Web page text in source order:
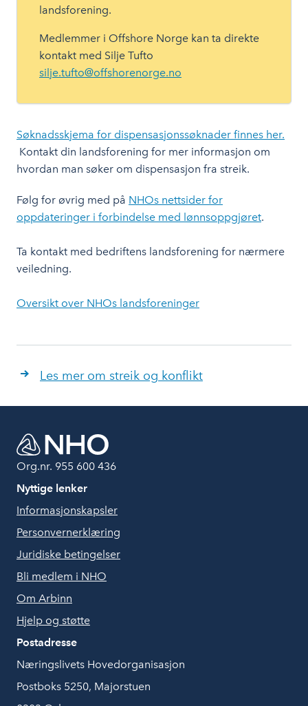
landsforening.
Medlemmer i Offshore Norge kan ta direkte
kontakt med Silje Tufto
silje.tufto@offshorenorge.no
Søknadsskjema for dispensasjonssøknader finnes her.
Kontakt din landsforening for mer informasjon om
hvordan man søker om dispensasjon fra streik.
Følg for øvrig med på NHOs nettsider for
oppdateringer i forbindelse med lønnsoppgjøret.
Ta kontakt med bedriftens landsforening for nærmere
veiledning.
Oversikt over NHOs landsforeninger
Les mer om streik og konflikt
Org.nr. 955 600 436
Nyttige lenker
Informasjonskapsler
Personvernerklæring
Juridiske betingelser
Bli medlem i NHO
Om Arbinn
Hjelp og støtte
Postadresse
Næringslivets Hovedorganisasjon
Postboks 5250, Majorstuen